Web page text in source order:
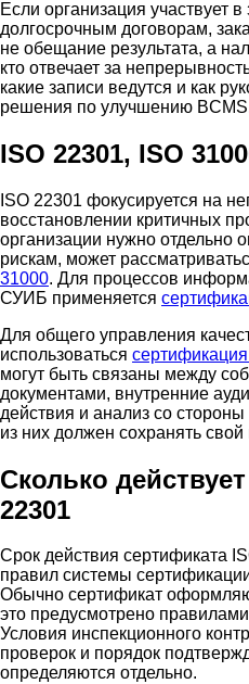
Если организация участвует
долгосрочным договорам,
не обещание результата, а
кто отвечает за
какие записи ведутся и как
решения по улучшению
ISO 22301, ISO
ISO 22301 фокусируется на
восстановлении критичных
организации нужно отдельно
рискам, может
31000. Для процессов
СУИБ применяется
Для общего управления
использоваться
могут быть связаны между
документами, внутренние
действия и анализ со
из них должен сохранять
Сколько
22301
Срок действия сертификата
правил системы
Обычно сертификат
это предусмотрено
Условия инспекционного
проверок и порядок
определяются отдельно.